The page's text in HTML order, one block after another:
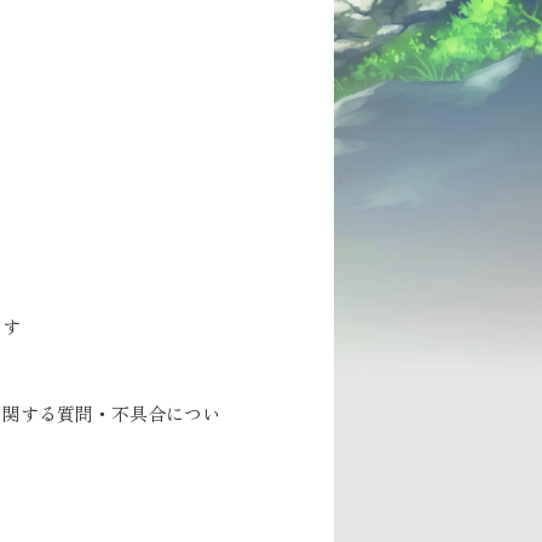
する質問・不具合につい